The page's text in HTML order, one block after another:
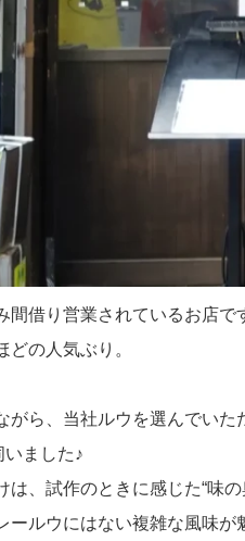
間借り営業されているお店で
どの人気ぶり。
がら、当社ルウを選んでいた
いました♪
は、試作のときに感じた“味の
ールウにはない複雑な風味が